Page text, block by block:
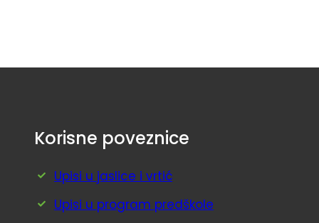
Korisne poveznice
Upisi u jaslice i vrtić
Upisi u program predškole